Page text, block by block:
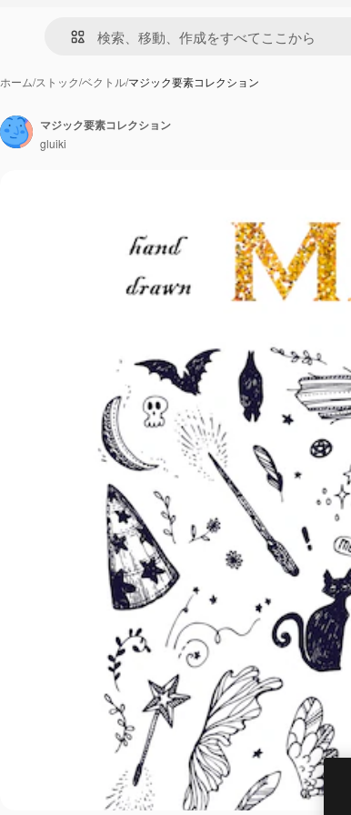
ホーム/ストック/ベクトル/マジック要素コレクション
マジック要素コレクション
gluiki